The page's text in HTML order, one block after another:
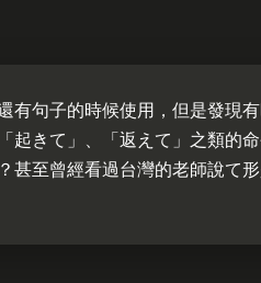
有句子的時候使用，但是發現
起きて」、「返えて」之類的
甚至曾經看過台灣的老師說て